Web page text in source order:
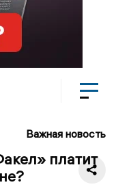
Важная новость
платит